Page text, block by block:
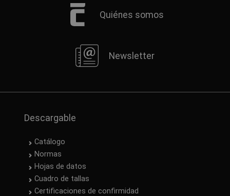
Quiénes somos
Newsletter
Descargable
Catálogo
Normas
Hojas de datos
Cuadro de tallas
Certificaciones de confirmidad